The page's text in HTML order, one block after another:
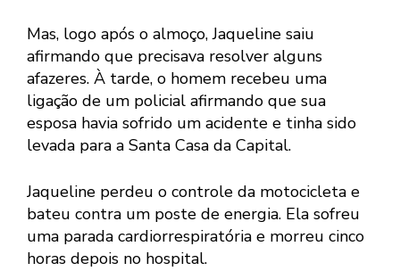
Mas, logo após o almoço, Jaqueline saiu
afirmando que precisava resolver alguns
afazeres. À tarde, o homem recebeu uma
ligação de um policial afirmando que sua
esposa havia sofrido um acidente e tinha sido
levada para a Santa Casa da Capital.
Jaqueline perdeu o controle da motocicleta e
bateu contra um poste de energia. Ela sofreu
uma parada cardiorrespiratória e morreu cinco
horas depois no hospital.